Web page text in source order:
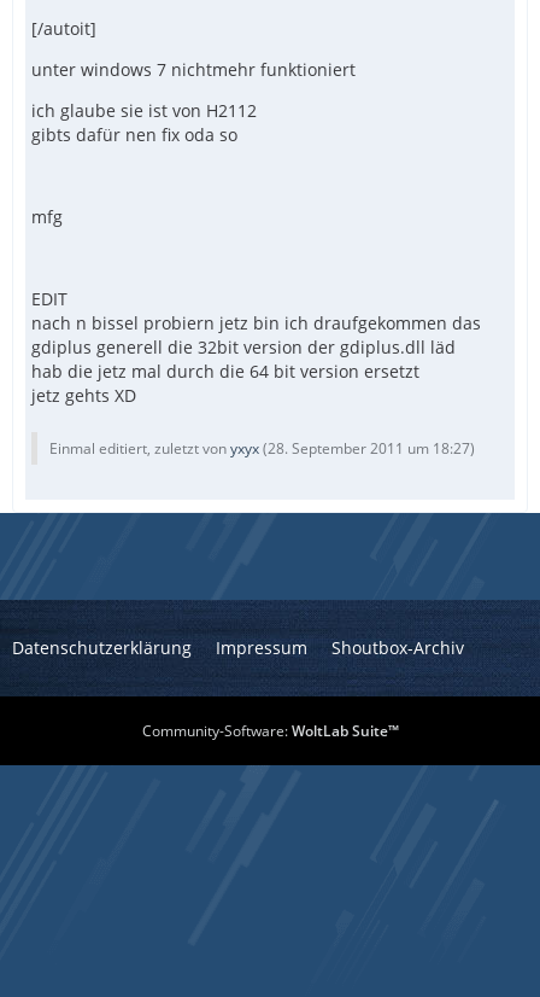
[/autoit]
unter windows 7 nichtmehr funktioniert
ich glaube sie ist von H2112
gibts dafür nen fix oda so
mfg
EDIT
nach n bissel probiern jetz bin ich draufgekommen das
gdiplus generell die 32bit version der gdiplus.dll läd
hab die jetz mal durch die 64 bit version ersetzt
jetz gehts XD
Einmal editiert, zuletzt vonyxyx(28. September 2011 um 18:27)
Datenschutzerklärung Impressum Shoutbox-Archiv
Community-Software:WoltLab Suite™